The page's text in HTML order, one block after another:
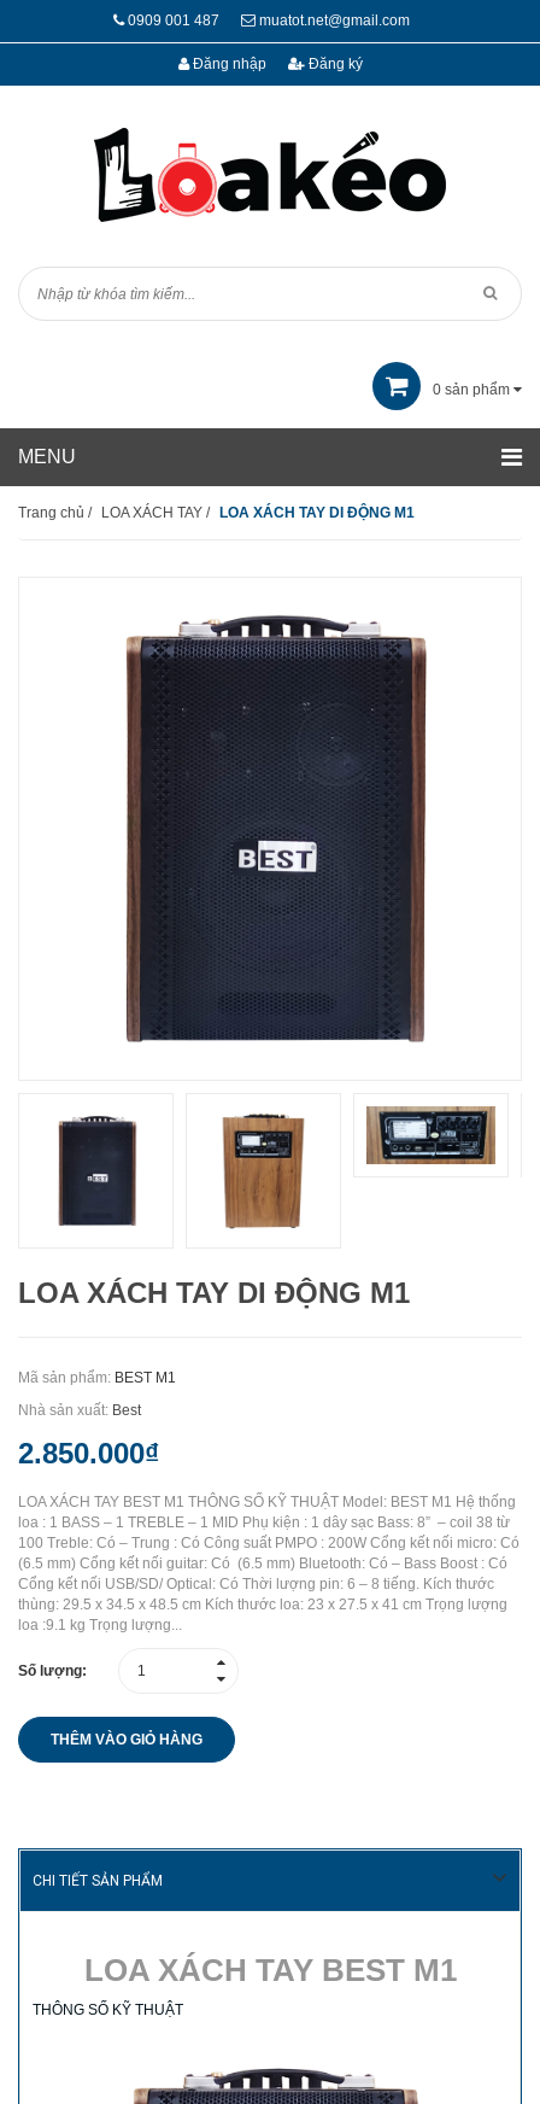
0909 001 487 muatot.net@gmail.com
Đăng nhập Đăng ký
0 sản phẩm
Trang chủ / LOA XÁCH TAY / LOA XÁCH TAY DI ĐỘNG M1
LOA XÁCH TAY DI ĐỘNG M1
Mã sản phẩm: BEST M1
Nhà sản xuất: Best
2.850.000₫
LOA XÁCH TAY BEST M1 THÔNG SỐ KỸ THUẬT Model: BEST M1 Hệ thống
loa : 1 BASS – 1 TREBLE – 1 MID Phụ kiện : 1 dây sạc Bass: 8” – coil 38 từ
100 Treble: Có – Trung : Có Công suất PMPO : 200W Cổng kết nối micro: Có
(6.5 mm) Cổng kết nối guitar: Có (6.5 mm) Bluetooth: Có – Bass Boost : Có
Cổng kết nối USB/SD/ Optical: Có Thời lượng pin: 6 – 8 tiếng. Kích thước
thùng: 29.5 x 34.5 x 48.5 cm Kích thước loa: 23 x 27.5 x 41 cm Trọng lượng
loa :9.1 kg Trọng lượng...
Số lượng:
THÊM VÀO GIỎ HÀNG
CHI TIẾT SẢN PHẨM
LOA XÁCH TAY BEST M1
THÔNG SỐ KỸ THUẬT